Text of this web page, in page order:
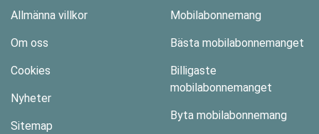
Allmänna villkor
Om oss
Cookies
Nyheter
Sitemap
Mobilabonnemang
Bästa mobilabonnemanget
Billigaste
mobilabonnemanget
Byta mobilabonnemang